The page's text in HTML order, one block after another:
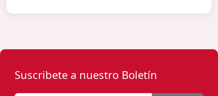
Suscribete a nuestro Boletín